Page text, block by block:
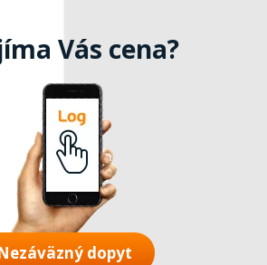
Vás cena?
dopyt